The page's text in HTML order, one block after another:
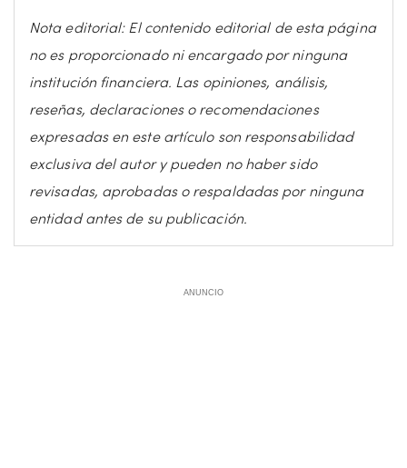
Nota editorial: El contenido editorial de esta página
no es proporcionado ni encargado por ninguna
institución financiera. Las opiniones, análisis,
reseñas, declaraciones o recomendaciones
expresadas en este artículo son responsabilidad
exclusiva del autor y pueden no haber sido
revisadas, aprobadas o respaldadas por ninguna
entidad antes de su publicación.
ANUNCIO